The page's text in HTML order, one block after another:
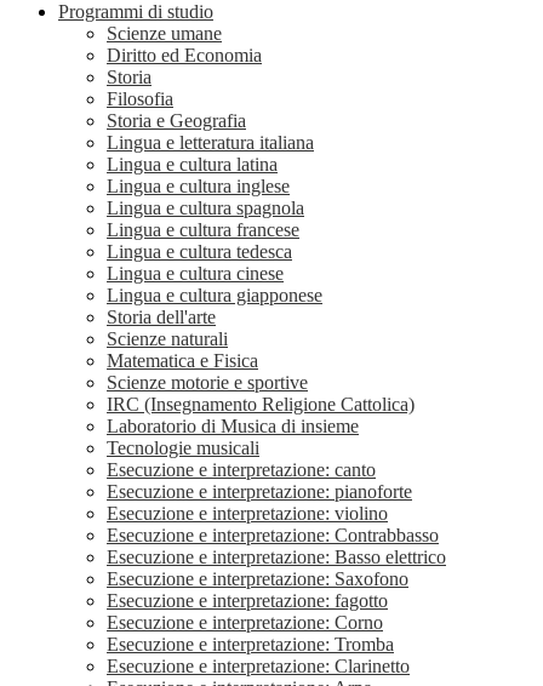
Programmi di studio
Scienze umane
Diritto ed Economia
Storia
Filosofia
Storia e Geografia
Lingua e letteratura italiana
Lingua e cultura latina
Lingua e cultura inglese
Lingua e cultura spagnola
Lingua e cultura francese
Lingua e cultura tedesca
Lingua e cultura cinese
Lingua e cultura giapponese
Storia dell'arte
Scienze naturali
Matematica e Fisica
Scienze motorie e sportive
IRC (Insegnamento Religione Cattolica)
Laboratorio di Musica di insieme
Tecnologie musicali
Esecuzione e interpretazione: canto
Esecuzione e interpretazione: pianoforte
Esecuzione e interpretazione: violino
Esecuzione e interpretazione: Contrabbasso
Esecuzione e interpretazione: Basso elettrico
Esecuzione e interpretazione: Saxofono
Esecuzione e interpretazione: fagotto
Esecuzione e interpretazione: Corno
Esecuzione e interpretazione: Tromba
Esecuzione e interpretazione: Clarinetto